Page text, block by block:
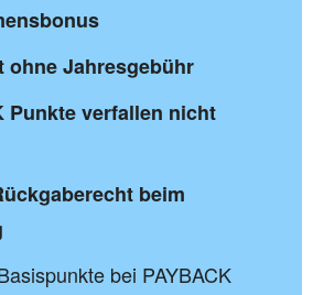
ohne Jahresgebühr
Punkte verfallen nicht
beim
bei PAYBACK